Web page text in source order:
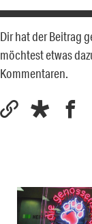
Dir hat der Beitrag
möchtest etwas
Kommentaren.